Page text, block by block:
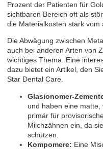
Prozent der Patienten für
sichtbaren Bereich oft als
die Materialkosten stark vom
Die Abwägung zwischen
auch bei anderen Arten von
wichtiges Thema. Eine
dazu bietet ein Artikel, den
Star Dental Care.
Glasionomer-
und haben eine matte,
primär für
Milchzähnen ein, da
schützen.
Kompomere: Eine